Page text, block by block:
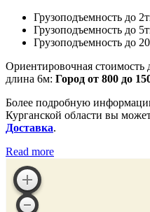
Грузоподъемность до
Грузоподъемность до
Грузоподъемность до
Ориентировочная стоимость
длина 6м: Город от 800 до
Более подробную
Курганской области вы
Доставка.
Read more